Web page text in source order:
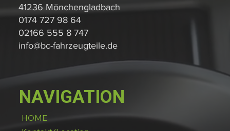
NAVIGATION
HOME
41236 Mönchengladbach
0174 727 98 64
02166 555 8 747
info@bc-fahrzeugteile.de